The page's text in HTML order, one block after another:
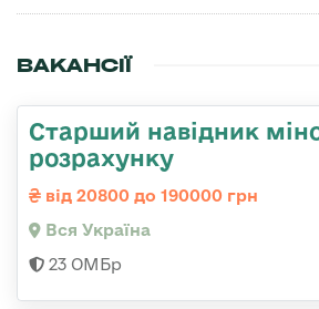
ВАКАНСІЇ
Старший навідник
розрахунку
від 20800 до 190000 грн
Вся Україна
23 ОМБр